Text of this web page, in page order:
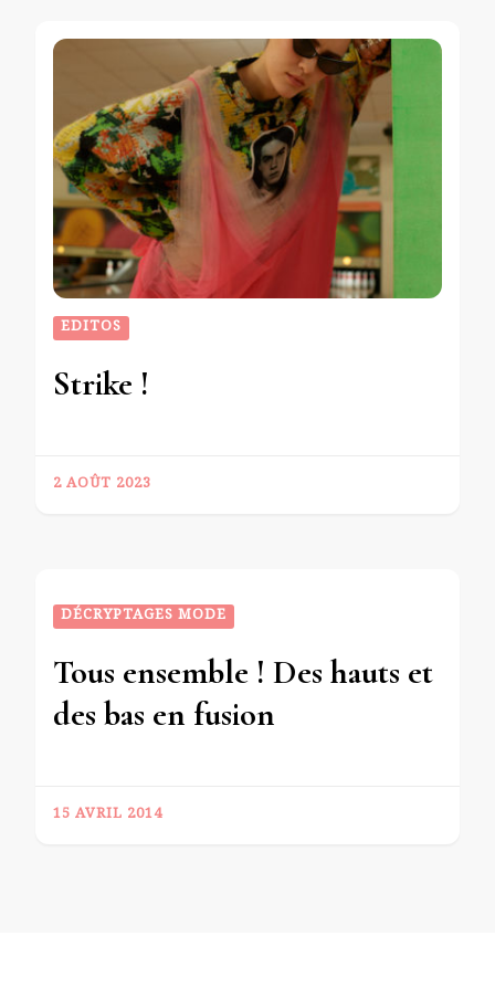
EDITOS
Strike !
2 AOÛT 2023
DÉCRYPTAGES MODE
Tous ensemble ! Des hauts et
des bas en fusion
15 AVRIL 2014